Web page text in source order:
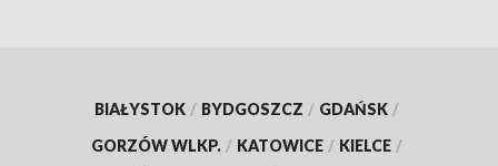
BIAŁYSTOK / BYDGOSZCZ / GDAŃSK /
GORZÓW WLKP. / KATOWICE / KIELCE /